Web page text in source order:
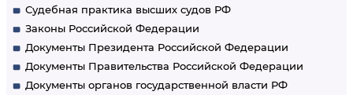
Судебная практика высших судов РФ
Законы Российской Федерации
Документы Президента Российской Федерации
Документы Правительства Российской Федерации
Документы органов государственной власти РФ